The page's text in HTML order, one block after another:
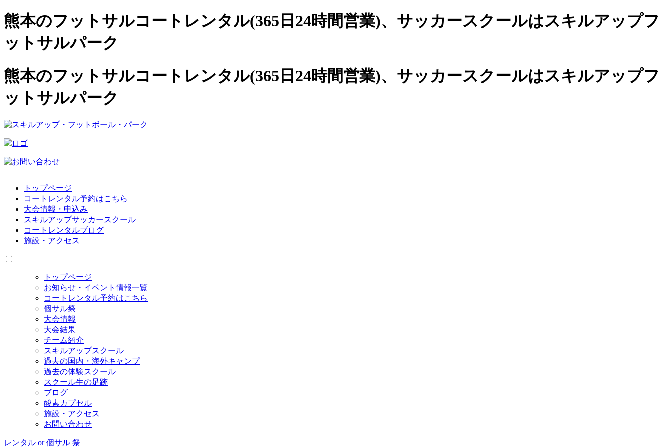
熊本のフットサルコートレンタル(365日24時間営業)、 サッカースクールはスキルアップフ
ットサルパーク
熊本のフットサルコートレンタル(365日24時間営業)、サッカースクールはスキルアップフ
ットサルパーク
トップページ
コートレンタル予約はこちら
大会情報・申込み
スキルアップサッカースクール
コートレンタルブログ
施設・アクセス
トップページ
お知らせ・イベント情報一覧
コートレンタル予約はこちら
個サル祭
大会情報
大会結果
チーム紹介
スキルアップスクール
過去の国内・海外キャンプ
過去の体験スクール
スクール生の足跡
ブログ
酸素カプセル
施設・アクセス
お問い合わせ
レンタル or 個サル 祭